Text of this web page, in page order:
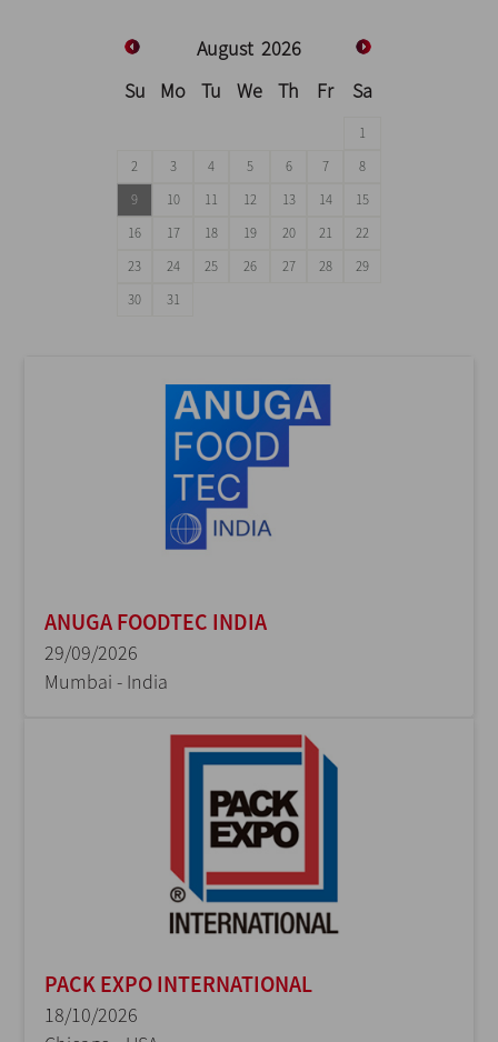
August 2026
Su
Mo Tu We Th Fr Sa
1
2
3 4 5 6 7
8
9
10 11 12 13 14
15
16
17 18 19 20 21
22
23
24 25 26 27 28
29
30
31
ANUGA FOODTEC INDIA
29/09/2026
Mumbai - India
PACK EXPO INTERNATIONAL
18/10/2026